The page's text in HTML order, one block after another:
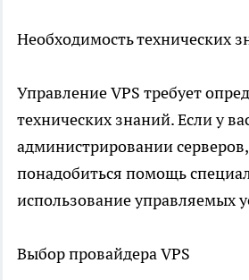
Необходимость технических
Управление VPS требует
технических знаний. Если у
администрировании
понадобиться помощь
использование управляемых
Выбор провайдера VPS